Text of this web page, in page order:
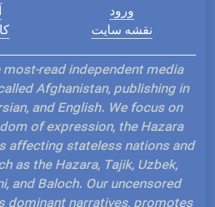
ورود
نقشه سایت
read independent media
Afghanistan, publishing in
and English. We focus on
of expression, the Hazara
affecting stateless nations and
as the Hazara, Tajik, Uzbek,
and Baloch. Our uncensored